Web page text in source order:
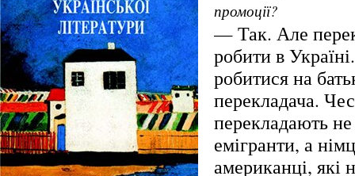
промоції?
— Так. Але
робити в
робитися на
перекладача.
перекладають
емігранти, а
американці, які